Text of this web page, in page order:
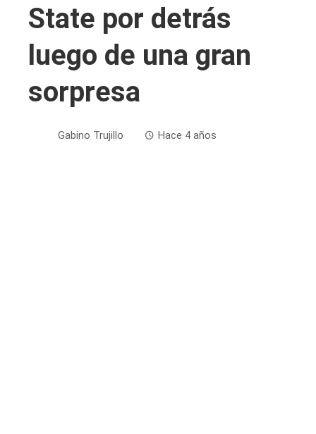
State por detrás
luego de una gran
sorpresa
Gabino Trujillo Hace 4 años